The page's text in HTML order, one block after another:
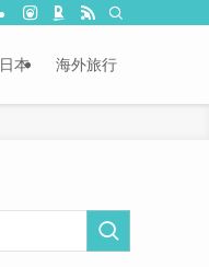
日本 海外旅行